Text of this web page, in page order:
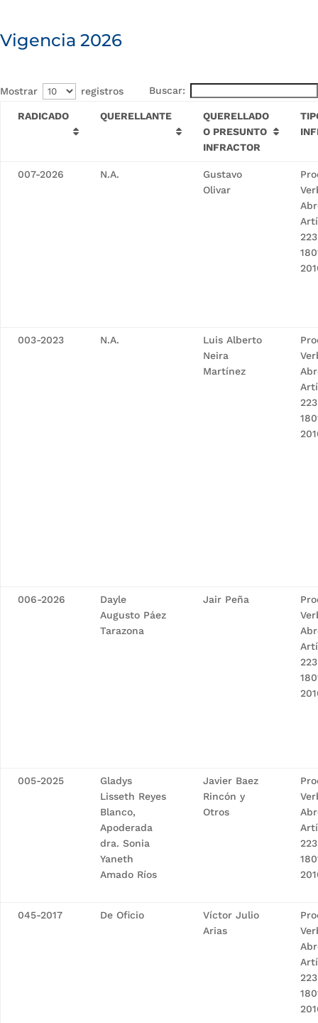
Vigencia 2026
Mostrar registros Buscar:
RADICADO QUERELLANTE
QUERELLADO
O PRESUNTO
INFRACTOR
007-2026 N.A.
Gustavo
Olivar
003-2023 N.A.
Luis Alberto
Neira
Martínez
006-2026
Dayle
Augusto Páez
Tarazona
Jair Peña
005-2025
Gladys
Lisseth Reyes
Blanco,
Apoderada
dra. Sonia
Yaneth
Amado Ríos
Javier Baez
Rincón y
Otros
045-2017 De Oficio
Víctor Julio
Arias